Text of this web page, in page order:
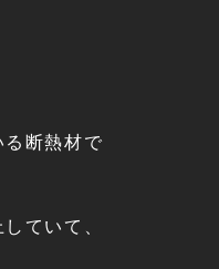
断熱材で
ていて、